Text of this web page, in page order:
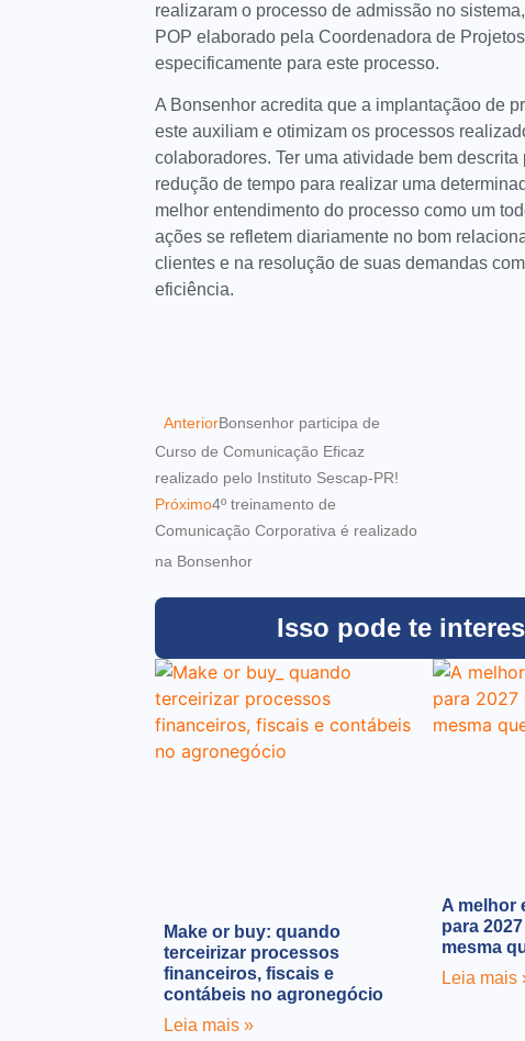
realizaram o processo de admissão no
POP elaborado pela Coordenadora de
especificamente para este processo.
A Bonsenhor acredita que a implantaçãoo de
este auxiliam e otimizam os processos
colaboradores. Ter uma atividade bem
redução de tempo para realizar uma
melhor entendimento do processo como um
ações se refletem diariamente no bom
clientes e na resolução de suas demandas
eficiência.
AnteriorBonsenhor participa de
Curso de Comunicação Eficaz
realizado pelo Instituto Sescap-PR!
Próximo4º treinamento de
Comunicação Corporativa é realizado
na Bonsenhor
Isso pode te
Make or buy: quando
terceirizar processos
financeiros, fiscais e
contábeis no agronegócio
Leia mais »
A melhor
para
mesma
Leia mais